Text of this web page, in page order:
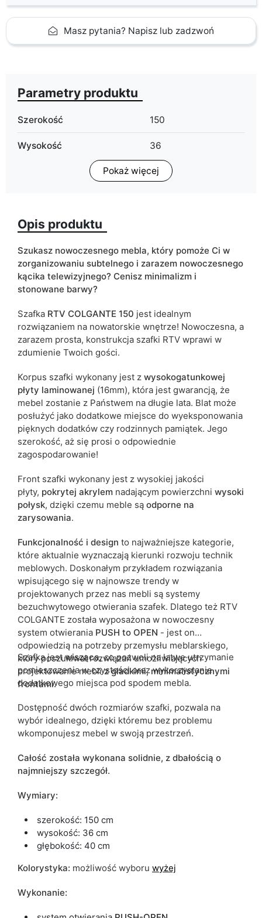
Masz pytania? Napisz lub zadzwoń
Parametry produktu
Szerokość 150
Wysokość 36
40
Wykończenie
Kolorystyka biały
Typ szafki wisząca
Termin dostawy: 6 dni roboczych
Ze względu na proces produkcyjny i właściwości materiałów,
możliwe są tolerancje wymiarowe na poziomie +/- 2–3 cm.
Pokaż więcej
Opis produktu
Szukasz nowoczesnego mebla, który pomoże Ci w
zorganizowaniu subtelnego i zarazem nowoczesnego
kącika telewizyjnego? Cenisz minimalizm i
stonowane barwy?
Szafka RTV COLGANTE 150 jest idealnym
rozwiązaniem na nowatorskie wnętrze! Nowoczesna, a
zarazem prosta, konstrukcja szafki RTV wprawi w
zdumienie Twoich gości.
Korpus szafki wykonany jest z wysokogatunkowej
płyty laminowanej (16mm), która jest gwarancją, że
mebel zostanie z Państwem na długie lata. Blat może
posłużyć jako dodatkowe miejsce do wyeksponowania
pięknych dodatków czy rodzinnych pamiątek. Jego
szerokość, aż się prosi o odpowiednie
zagospodarowanie!
Front szafki wykonany jest z wysokiej jakości
płyty, pokrytej akrylem nadającym powierzchni wysoki
połysk, dzięki czemu meble są odporne na
zarysowania.
Funkcjonalność i design to najważniejsze kategorie,
które aktualnie wyznaczają kierunki rozwoju technik
meblowych. Doskonałym przykładem rozwiązania
wpisującego się w najnowsze trendy w
projektowanych przez nas mebli są systemy
bezuchwytowego otwierania szafek. Dlatego też RTV
COLGANTE została wyposażona w nowoczesny
system otwierania PUSH to OPEN - jest on
odpowiedzią na potrzeby przemysłu meblarskiego,
który poszukiwał rozwiązań umożliwiających
projektowanie mebliz gładkimi, minimalistycznymi
frontami.
Szafka jestwisząca, co pozwoli na łatwe utrzymanie
pomieszczenia w czystości oraz wykorzystanie
dodatkowego miejsca pod spodem mebla.
Dostępność dwóch rozmiarów szafki, pozwala na
wybór idealnego, dzięki któremu bez problemu
wkomponujesz mebel w swoją przestrzeń.
Całość została wykonana solidnie, z dbałością o
najmniejszy szczegół.
Wymiary:
szerokość: 150 cm
wysokość: 36 cm
głębokość: 40 cm
Kolorystyka: możliwość wyboru wyżej
Wykonanie: